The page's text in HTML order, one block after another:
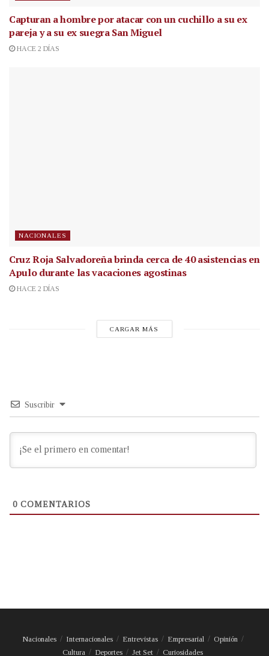
Capturan a hombre por atacar con un cuchillo a su ex
pareja y a su ex suegra San Miguel
HACE 2 DÍAS
NACIONALES
Cruz Roja Salvadoreña brinda cerca de 40 asistencias en
Apulo durante las vacaciones agostinas
HACE 2 DÍAS
CARGAR MÁS
Suscribir
0 COMENTARIOS
Nacionales Internacionales Entrevistas Empresarial
Opinión
Cultura
Deportes Jet Set Curiosidades